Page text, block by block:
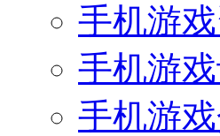
手机游
手机游
手机游